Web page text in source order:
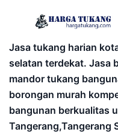
Jasa tukang harian
selatan terdekat. Jasa
mandor tukang
borongan murah
bangunan berkualitas
Tangerang,Tangerang